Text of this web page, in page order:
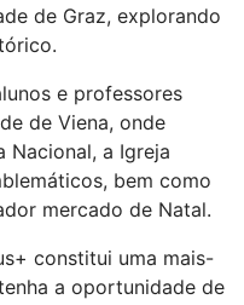
de Graz, explorando
e professores
de Viena, onde
Nacional, a Igreja
bem como
mercado de Natal.
constitui uma mais-
a oportunidade de